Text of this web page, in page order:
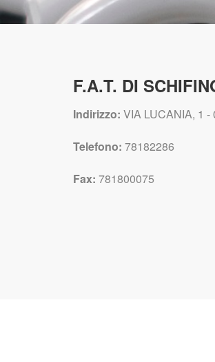
F.A.T. DI
Indirizzo: VIA LUCANIA, 1 -
Telefono: 78182286
Fax: 781800075